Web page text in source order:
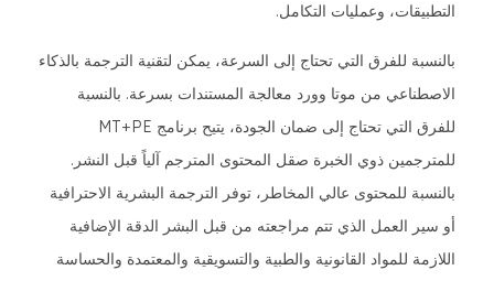
التطبيقات، وعمليات التكامل.
بالنسبة للفرق التي تحتاج إلى السرعة، يمكن لتقنية الترجمة بالذكاء
الاصطناعي من موتا وورد معالجة المستندات بسرعة. بالنسبة
للفرق التي تحتاج إلى ضمان الجودة، يتيح برنامج MT+PE
للمترجمين ذوي الخبرة صقل المحتوى المترجم آلياً قبل النشر.
بالنسبة للمحتوى عالي المخاطر، توفر الترجمة البشرية الاحترافية
أو سير العمل الذي تتم مراجعته من قبل البشر الدقة الإضافية
اللازمة للمواد القانونية والطبية والتسويقية والمعتمدة والحساسة